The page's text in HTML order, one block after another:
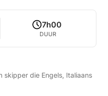
7h00
DUUR
die Engels, Italiaans